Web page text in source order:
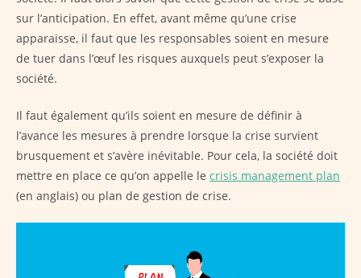
sur l’anticipation. En effet, avant même qu’une crise
apparaisse, il faut que les responsables soient en mesure
de tuer dans l’œuf les risques auxquels peut s’exposer la
société.
Il faut également qu’ils soient en mesure de définir à
l’avance les mesures à prendre lorsque la crise survient
brusquement et s’avère inévitable. Pour cela, la société doit
mettre en place ce qu’on appelle le crisis management plan
(en anglais) ou plan de gestion de crise.